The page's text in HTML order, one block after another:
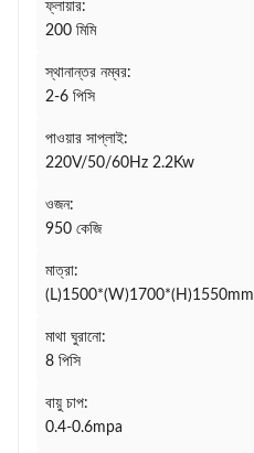
ফ্লায়ার:
200 মিমি
স্থানান্তর নম্বর:
2-6 পিসি
পাওয়ার সাপ্লাই:
220V/50/60Hz 2.2Kw
ওজন:
950 কেজি
মাত্রা:
(L)1500*(W)1700*(H)1550mm
মাথা ঘুরানো:
8 পিসি
বায়ু চাপ:
0.4-0.6mpa